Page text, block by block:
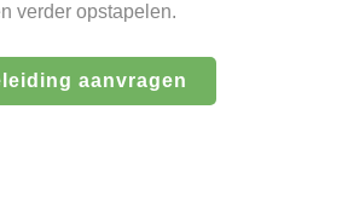
verder opstapelen.
aanvragen